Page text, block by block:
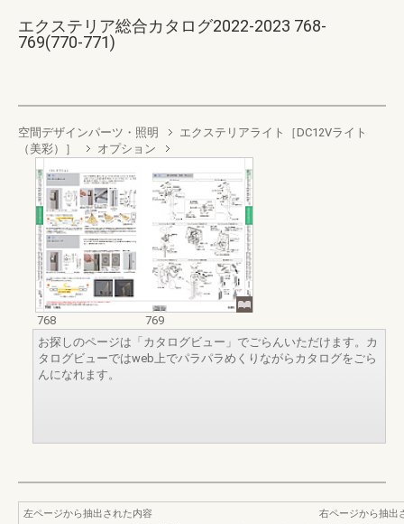
エクステリア総合カタログ2022-2023 768-
769(770-771)
空間デザインパーツ・照明
エクステリアライト［DC12Vライト
（美彩）］
オプション
768
769
お探しのページは「カタログビュー」でごらんいただけます。カ
タログビューではweb上でパラパラめくりながらカタログをごら
んになれます。
左ページから抽出された内容
右ページから抽出